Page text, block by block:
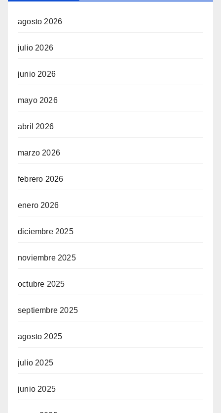
agosto 2026
julio 2026
junio 2026
mayo 2026
abril 2026
marzo 2026
febrero 2026
enero 2026
diciembre 2025
noviembre 2025
octubre 2025
septiembre 2025
agosto 2025
julio 2025
junio 2025